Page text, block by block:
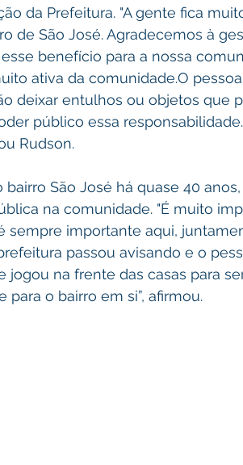
da Prefeitura. "A gente fica
de São José. Agradecemos à
benefício para a nossa
ativa da comunidade.O
deixar entulhos ou objetos que
público essa
Rudson.
São José há quase 40
na comunidade. "É muito
sempre importante aqui,
passou avisando e o
na frente das casas para
o bairro em si”, afirmou.